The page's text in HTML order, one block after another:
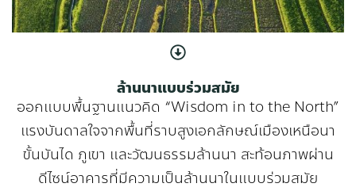
ล้านนาแบบร่วมสมัย
ออกแบบพื้นฐานแนวคิด “Wisdom in to the North”
แรงบันดาลใจจากพื้นที่ราบสูงเอกลักษณ์เมืองเหนือนา
ขั้นบันได ภูเขา และวัฒนธรรมล้านนา สะท้อนภาพผ่าน
ดีไซน์อาคารที่มีความเป็นล้านนาในแบบร่วมสมัย